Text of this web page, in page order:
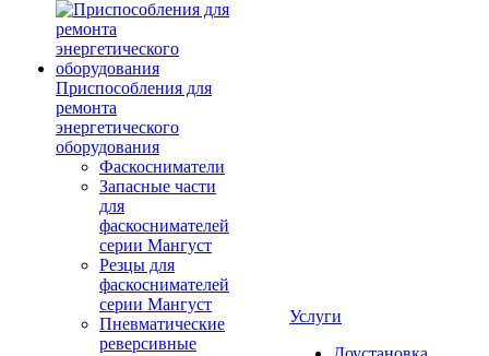
Приспособления для
ремонта
энергетического
оборудования
Фаскосниматели
Запасные части
для
фаскоснимателей
серии Мангуст
Резцы для
фаскоснимателей
серии Мангуст
Пневматические
реверсивные
Услуги